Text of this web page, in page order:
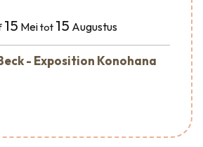
15 Meitot 15 Augustus
- Exposition Konohana